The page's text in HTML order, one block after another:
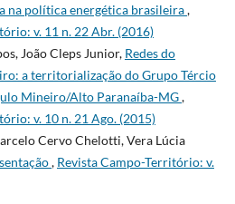
na política energética brasileira,
v. 11 n. 22 Abr. (2016)
João Cleps Junior, Redes do
a territorialização do Grupo Tércio
Mineiro/Alto Paranaíba-MG,
v. 10 n. 21 Ago. (2015)
Cervo Chelotti, Vera Lúcia
, Revista Campo-Território: v.